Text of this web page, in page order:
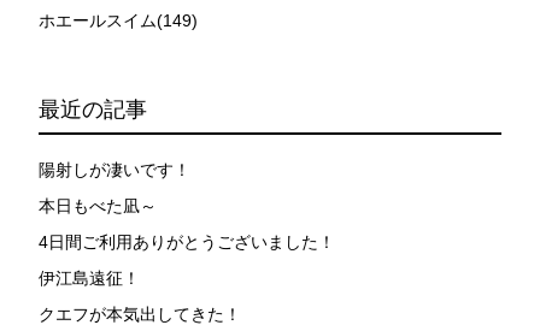
ホエールスイム(149)
最近の記事
陽射しが凄いです！
本日もべた凪～
4日間ご利用ありがとうございました！
伊江島遠征！
クエフが本気出してきた！